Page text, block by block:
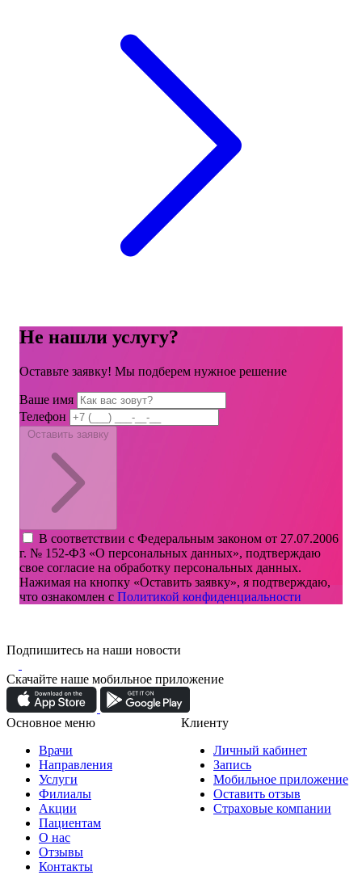
Не нашли услугу?
Оставьте заявку! Мы подберем нужное решение
Ваше имя
Телефон
Оставить заявку
В соответствии с Федеральным законом от 27.07.2006
г. № 152-ФЗ «О персональных данных», подтверждаю
свое согласие на обработку персональных данных.
Нажимая на кнопку «Оставить заявку», я подтверждаю,
что ознакомлен с Политикой конфиденциальности
Подпишитесь на наши новости
Скачайте наше мобильное приложение
Основное меню
Врачи
Направления
Услуги
Филиалы
Акции
Пациентам
О нас
Отзывы
Контакты
Клиенту
Личный кабинет
Запись
Мобильное приложение
Оставить отзыв
Страховые компании